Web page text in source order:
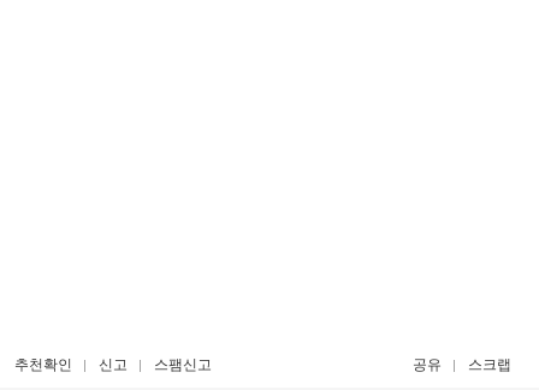
추천확인 신고 스팸신고 공유 스크랩